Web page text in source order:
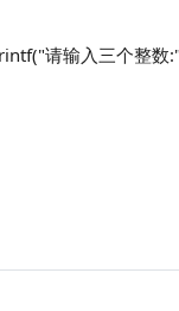
请输入三个整数